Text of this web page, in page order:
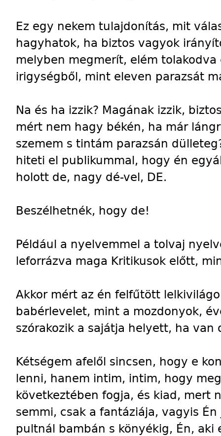
Ez egy nekem tulajdonítás, mit
hagyhatok, ha biztos vagyok
melyben megmerít, elém tolakodva
irigységből, mint eleven parazsát
Na és ha izzik? Magának izzik,
mért nem hagy békén, ha már
szemem s tintám parazsán
hiteti el publikummal, hogy én
holott de, nagy dé-vel, DE.
Beszélhetnék, hogy de!
Például a nyelvemmel a tolvaj
leforrázva maga Kritikusok előtt,
Akkor mért az én felfűtött
babérlevelet, mint a mozdonyok,
szórakozik a sajátja helyett, ha van
Kétségem afelől sincsen, hogy e
lenni, hanem intim, intim, hogy
következtében fogja, és kiad, mert
semmi, csak a fantáziája, vagyis
pultnál bambán s könyékig, Én,